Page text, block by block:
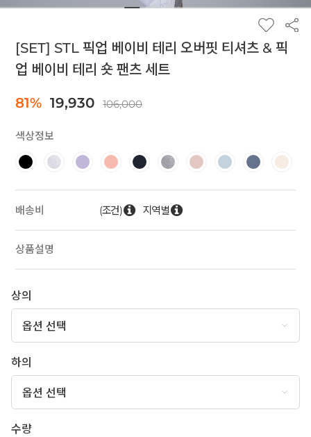
[SET] STL 픽업 베이비 테리 오버핏 티셔츠 & 픽
업 베이비 테리 숏 팬츠 세트
81% 19,930 106,000
색상정보
배송비 (조건) 지역별
상품설명
상의
하의
수량